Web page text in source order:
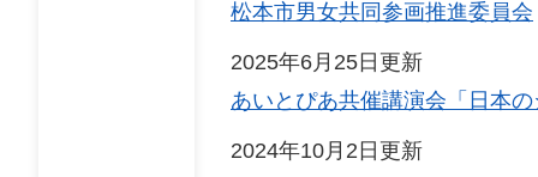
松本市男女共同参画推進委員会
2025年6月25日更新
あいとぴあ共催講演会「日本
2024年10月2日更新